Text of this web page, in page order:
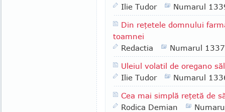
Ilie Tudor
Numarul
Din reţetele domnului
toamnei
Redactia
Numarul 1337
Uleiul volatil de oregano
Ilie Tudor
Numarul
Cea mai simplă reţetă de
Rodica Demian